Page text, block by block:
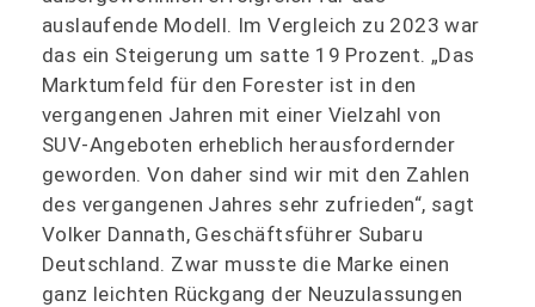
auslaufende Modell. Im Vergleich zu 2023 war
das ein Steigerung um satte 19 Prozent. „Das
Marktumfeld für den Forester ist in den
vergangenen Jahren mit einer Vielzahl von
SUV-Angeboten erheblich herausfordernder
geworden. Von daher sind wir mit den Zahlen
des vergangenen Jahres sehr zufrieden“, sagt
Volker Dannath, Geschäftsführer Subaru
Deutschland. Zwar musste die Marke einen
ganz leichten Rückgang der Neuzulassungen